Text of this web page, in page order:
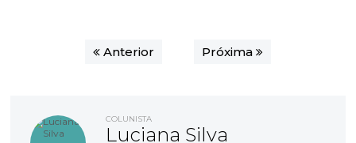
Anterior Próxima
COLUNISTA
Luciana Silva